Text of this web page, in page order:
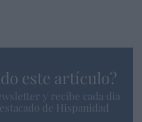
este artículo?
y recibe cada dia
de Hispanidad